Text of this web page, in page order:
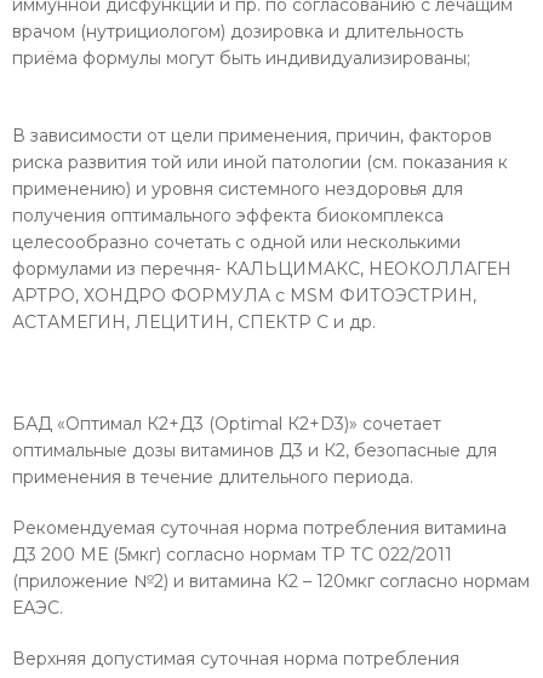
иммунной дисфункции и пр. по согласованию с лечащим
врачом (нутрициологом) дозировка и длительность
приёма формулы могут быть индивидуализированы;
В зависимости от цели применения, причин, факторов
риска развития той или иной патологии (см. показания к
применению) и уровня системного нездоровья для
получения оптимального эффекта биокомплекса
целесообразно сочетать с одной или несколькими
формулами из перечня- КАЛЬЦИМАКС, НЕОКОЛЛАГЕН
АРТРО, ХОНДРО ФОРМУЛА с MSM ФИТОЭСТРИН,
АСТАМЕГИН, ЛЕЦИТИН, СПЕКТР С и др.
БАД «Оптимал К2+Д3 (Optimal К2+D3)» сочетает
оптимальные дозы витаминов Д3 и К2, безопасные для
применения в течение длительного периода.
Рекомендуемая суточная норма потребления витамина
Д3 200 МЕ (5мкг) согласно нормам ТР ТС 022/2011
(приложение №2) и витамина К2 – 120мкг согласно нормам
ЕАЭС.
Верхняя допустимая суточная норма потребления